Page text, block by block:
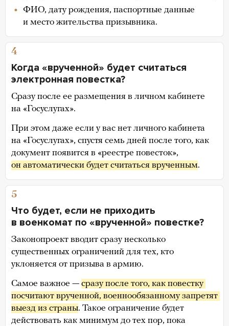
ФИО, дату рождения, паспортные данные
и место жительства призывника.
4
Когда «врученной» будет считаться
электронная повестка?
Сразу после ее размещения в личном кабинете
на «Госуслугах».
При этом даже если у вас нет личного кабинета
на «Госуслугах», спустя семь дней после того, как
документ появится в «реестре повесток»,
он автоматически будет считаться врученным.
5
Что будет, если не приходить
в военкомат по «врученной» повестке?
Законопроект вводит сразу несколько
существенных ограничений для тех, кто
уклоняется от призыва в армию.
Самое важное — сразу после того, как повестку
посчитают врученной, военнообязанному запретят
выезд из страны. Такое ограничение будет
действовать как минимум до тех пор, пока